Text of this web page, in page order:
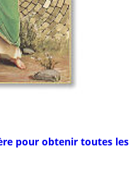
pour obtenir toutes les